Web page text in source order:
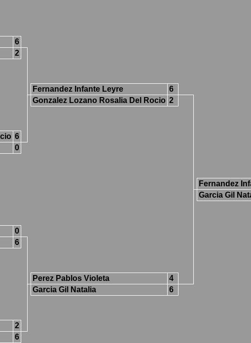
6
2
Fernandez Infante Leyre
6
Gonzalez Lozano Rosalia Del Rocio 2
6
0
Fernandez
Garcia Gil
0
6
Perez Pablos Violeta
4
Garcia Gil Natalia
6
2
6